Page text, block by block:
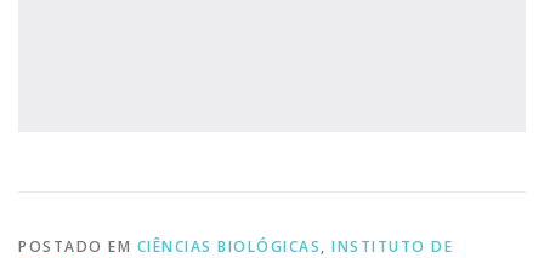
POSTADO EM CIÊNCIAS BIOLÓGICAS, INSTITUTO DE